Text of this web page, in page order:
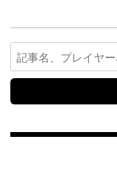
Search
for: